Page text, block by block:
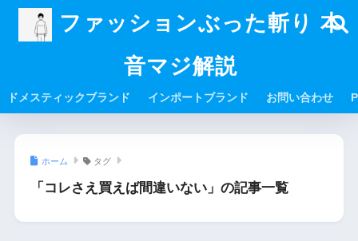
ファッションぶった斬り 本
音マジ解説
ドメスティックブランド インポートブランド お問い合わせ
ホーム タグ
「コレさえ買えば間違いない」の記事一覧